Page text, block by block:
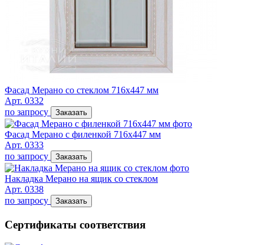
Фасад Мерано со стеклом 716х447 мм
Арт. 0332
по запросу
Заказать
Фасад Мерано с филенкой 716х447 мм
Арт. 0333
по запросу
Заказать
Накладка Мерано на ящик со стеклом
Арт. 0338
по запросу
Заказать
Сертификаты соответствия